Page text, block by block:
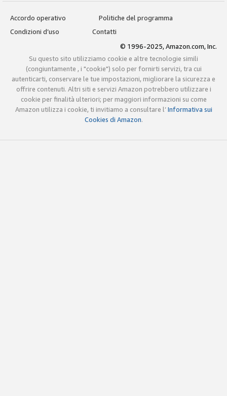
Accordo operativo
Politiche del programma
Condizioni d’uso
Contatti
© 1996-2025, Amazon.com, Inc.
Su questo sito utilizziamo cookie e altre tecnologie simili
(congiuntamente , i "cookie") solo per fornirti servizi, tra cui
autenticarti, conservare le tue impostazioni, migliorare la sicurezza e
offrire contenuti. Altri siti e servizi Amazon potrebbero utilizzare i
cookie per finalità ulteriori; per maggiori informazioni su come
Amazon utilizza i cookie, ti invitiamo a consultare l’Informativa sui
Cookies di Amazon.